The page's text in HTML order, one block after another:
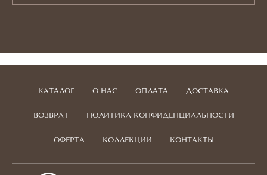
КАТАЛОГ О НАС ОПЛАТА ДОСТАВКА
ВОЗВРАТ ПОЛИТИКА КОНФИДЕНЦИАЛЬНОСТИ
ОФЕРТА КОЛЛЕКЦИИ КОНТАКТЫ